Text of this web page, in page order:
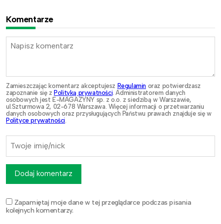
Komentarze
Zamieszczając komentarz akceptujesz Regulamin oraz potwierdzasz
zapoznanie się z Polityką prywatności. Administratorem danych
osobowych jest E-MAGAZYNY sp. z o.o. z siedzibą w Warszawie,
ul.Szturmowa 2, 02-678 Warszawa. Więcej informacji o przetwarzaniu
danych osobowych oraz przysługujących Państwu prawach znajduje się w
Polityce prywatności.
Zapamiętaj moje dane w tej przeglądarce podczas pisania
kolejnych komentarzy.
Dodaj komentarz